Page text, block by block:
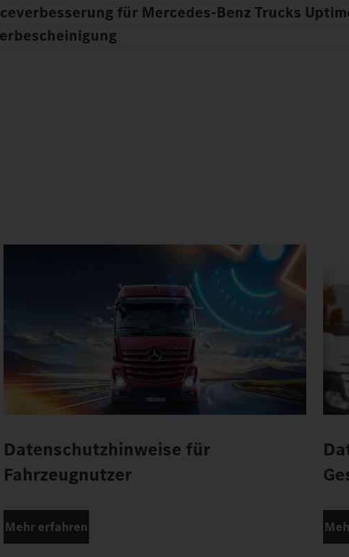
für Mercedes‑Benz Trucks
Datenschutzhinweise für
Fahrzeugnutzer
Mehr erfahren